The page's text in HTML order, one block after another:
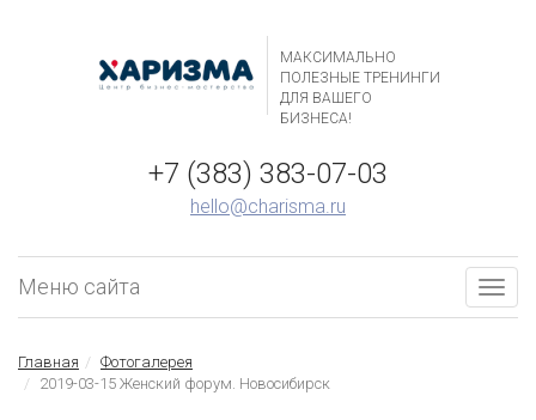
МАКСИМАЛЬНО
ПОЛЕЗНЫЕ ТРЕНИНГИ
ДЛЯ ВАШЕГО
БИЗНЕСА!
+7 (383) 383-07-03
hello@charisma.ru
Меню сайта
Главная
Фотогалерея
2019-03-15 Женский форум. Новосибирск